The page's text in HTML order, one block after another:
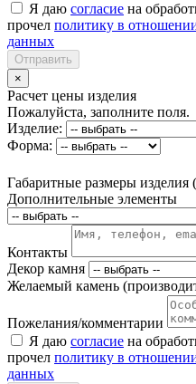
Я даю согласие на
прочел политику в
данных
Отправить
×
Расчет цены изделия
Пожалуйста, заполните поля.
Изделие:
Форма:
Габаритные размеры изделия
Дополнительные элементы
Контакты
Декор камня
Желаемый камень
Пожелания/комментарии
Я даю согласие на
прочел политику в
данных